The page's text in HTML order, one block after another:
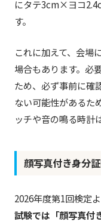
にタテ3cm×ヨコ
す。
これに加えて、会場
場合もあります。必
ため、必ず事前に確
ない可能性があるた
ッチや音の鳴る時計
顔写真付き身分
2026年度第1回検定よ
試験では「顔写真付